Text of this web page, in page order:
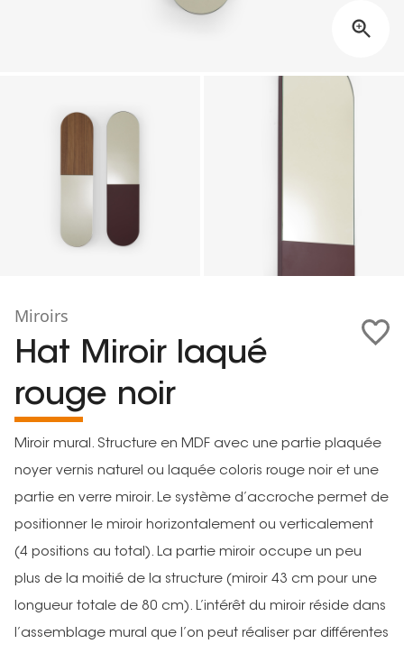
Miroirs
Hat Miroir laqué
rouge noir
Miroir mural. Structure en MDF avec une partie plaquée
noyer vernis naturel ou laquée coloris rouge noir et une
partie en verre miroir. Le système d’accroche permet de
positionner le miroir horizontalement ou verticalement
(4 positions au total). La partie miroir occupe un peu
plus de la moitié de la structure (miroir 43 cm pour une
longueur totale de 80 cm). L’intérêt du miroir réside dans
l’assemblage mural que l’on peut réaliser par différentes